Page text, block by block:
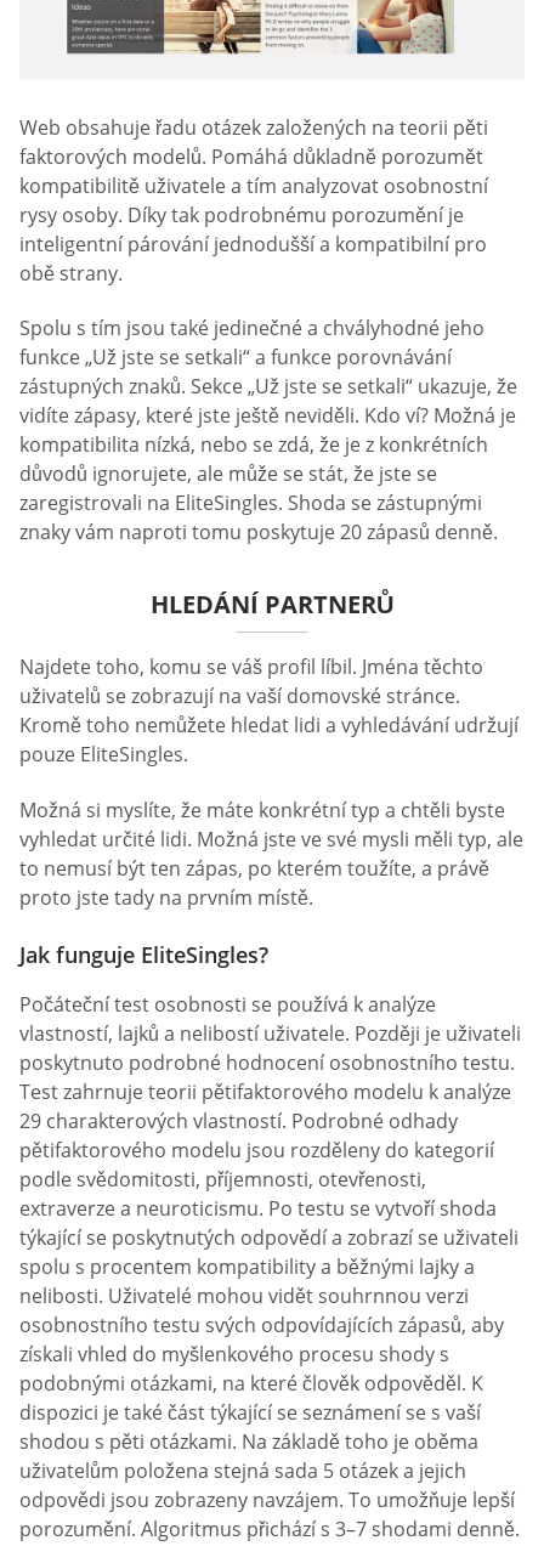
Web obsahuje řadu otázek založených na teorii pěti
faktorových modelů. Pomáhá důkladně porozumět
kompatibilitě uživatele a tím analyzovat osobnostní
rysy osoby. Díky tak podrobnému porozumění je
inteligentní párování jednodušší a kompatibilní pro
obě strany.
Spolu s tím jsou také jedinečné a chvályhodné jeho
funkce „Už jste se setkali“ a funkce porovnávání
zástupných znaků. Sekce „Už jste se setkali“ ukazuje, že
vidíte zápasy, které jste ještě neviděli. Kdo ví? Možná je
kompatibilita nízká, nebo se zdá, že je z konkrétních
důvodů ignorujete, ale může se stát, že jste se
zaregistrovali na EliteSingles. Shoda se zástupnými
znaky vám naproti tomu poskytuje 20 zápasů denně.
HLEDÁNÍ PARTNERŮ
Najdete toho, komu se váš profil líbil. Jména těchto
uživatelů se zobrazují na vaší domovské stránce.
Kromě toho nemůžete hledat lidi a vyhledávání udržují
pouze EliteSingles.
Možná si myslíte, že máte konkrétní typ a chtěli byste
vyhledat určité lidi. Možná jste ve své mysli měli typ, ale
to nemusí být ten zápas, po kterém toužíte, a právě
proto jste tady na prvním místě.
Jak funguje EliteSingles?
Počáteční test osobnosti se používá k analýze
vlastností, lajků a nelibostí uživatele. Později je uživateli
poskytnuto podrobné hodnocení osobnostního testu.
Test zahrnuje teorii pětifaktorového modelu k analýze
29 charakterových vlastností. Podrobné odhady
pětifaktorového modelu jsou rozděleny do kategorií
podle svědomitosti, příjemnosti, otevřenosti,
extraverze a neuroticismu. Po testu se vytvoří shoda
týkající se poskytnutých odpovědí a zobrazí se uživateli
spolu s procentem kompatibility a běžnými lajky a
nelibosti. Uživatelé mohou vidět souhrnnou verzi
osobnostního testu svých odpovídajících zápasů, aby
získali vhled do myšlenkového procesu shody s
podobnými otázkami, na které člověk odpověděl. K
dispozici je také část týkající se seznámení se s vaší
shodou s pěti otázkami. Na základě toho je oběma
uživatelům položena stejná sada 5 otázek a jejich
odpovědi jsou zobrazeny navzájem. To umožňuje lepší
porozumění. Algoritmus přichází s 3–7 shodami denně.